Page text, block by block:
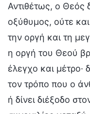
Αντιθέτως, ο Θεός
οξύθυμος, ούτε
την οργή και τη
η οργή του Θεού
έλεγχο και μέτρο·
τον τρόπο που ο
ή δίνει διέξοδο